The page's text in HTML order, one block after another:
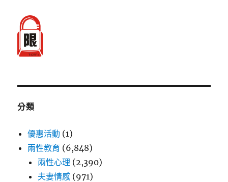
分類
優惠活動 (1)
兩性教育 (6,848)
兩性心理 (2,390)
夫妻情感 (971)